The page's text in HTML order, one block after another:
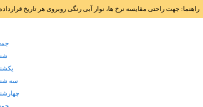
راهنما: جهت راحتی مقایسه نرخ ها، نوار آبی رنگی روبروی هر تاریخ
جمعه 16
شنبه
يکشنبه 18
سه شنبه 20
چهارشنبه 21